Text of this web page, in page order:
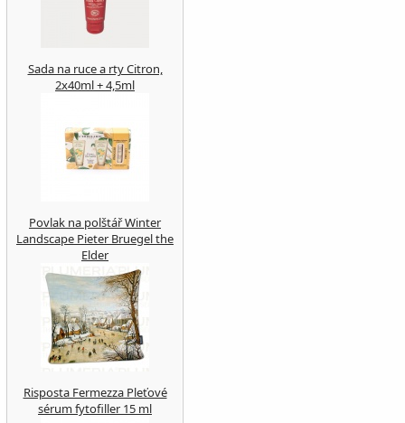
Sada na ruce a rty Citron,
2x40ml + 4,5ml
Povlak na polštář Winter
Landscape Pieter Bruegel the
Elder
Risposta Fermezza Pleťové
sérum fytofiller 15 ml